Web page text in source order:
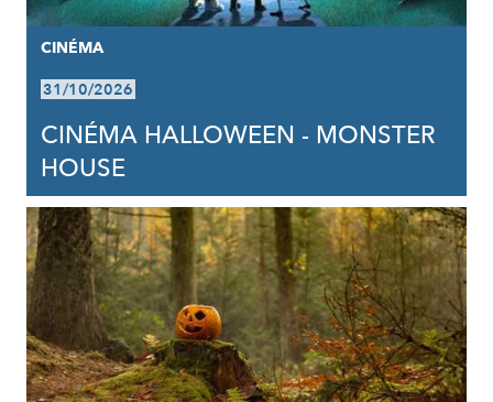
CINÉMA
31/10/2026
CINÉMA HALLOWEEN - MONSTER
HOUSE